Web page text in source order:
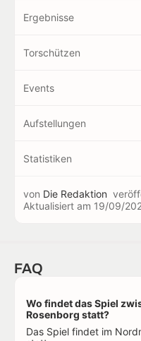
Ergebnisse
Torschützen
Events
Aufstellungen
Statistiken
von Die Redaktion
Aktualisiert am 19/09/
FAQ
Wo findet das Spiel
Rosenborg statt?
Das Spiel findet im